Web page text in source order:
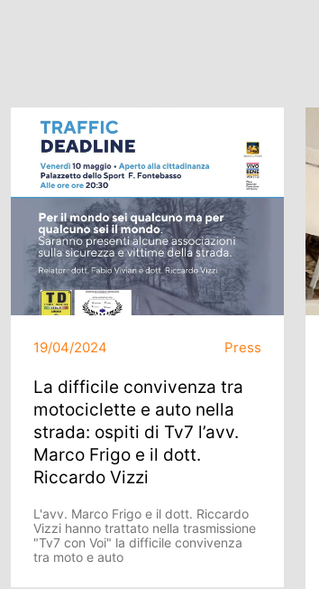
19/04/2024 Press
La difficile convivenza tra
motociclette e auto nella
strada: ospiti di Tv7 l’avv.
Marco Frigo e il dott.
Riccardo Vizzi
L'avv. Marco Frigo e il dott. Riccardo
Vizzi hanno trattato nella trasmissione
"Tv7 con Voi" la difficile convivenza
tra moto e auto